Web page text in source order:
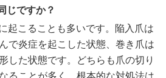
じですか？
起こることも多いです。陥入爪は
で炎症を起こした状態、巻き爪は
した状態です。どちらも爪の切り
ることが多く、根本的な対処法は